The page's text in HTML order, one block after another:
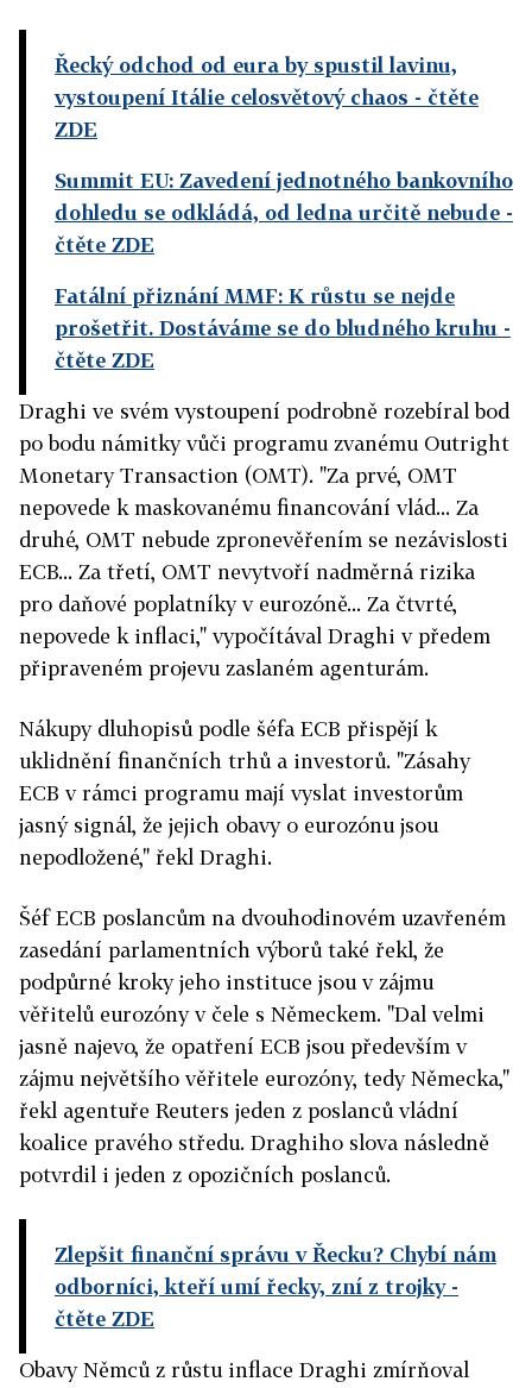
Řecký odchod od eura by spustil lavinu,
vystoupení Itálie celosvětový chaos - čtěte
ZDE
Summit EU: Zavedení jednotného bankovního
dohledu se odkládá, od ledna určitě nebude -
čtěte ZDE
Fatální přiznání MMF: K růstu se nejde
prošetřit. Dostáváme se do bludného kruhu -
čtěte ZDE
Draghi ve svém vystoupení podrobně rozebíral bod
po bodu námitky vůči programu zvanému Outright
Monetary Transaction (OMT). "Za prvé, OMT
nepovede k maskovanému financování vlád... Za
druhé, OMT nebude zpronevěřením se nezávislosti
ECB... Za třetí, OMT nevytvoří nadměrná rizika
pro daňové poplatníky v eurozóně... Za čtvrté,
nepovede k inflaci," vypočítával Draghi v předem
připraveném projevu zaslaném agenturám.
Nákupy dluhopisů podle šéfa ECB přispějí k
uklidnění finančních trhů a investorů. "Zásahy
ECB v rámci programu mají vyslat investorům
jasný signál, že jejich obavy o eurozónu jsou
nepodložené," řekl Draghi.
Šéf ECB poslancům na dvouhodinovém uzavřeném
zasedání parlamentních výborů také řekl, že
podpůrné kroky jeho instituce jsou v zájmu
věřitelů eurozóny v čele s Německem. "Dal velmi
jasně najevo, že opatření ECB jsou především v
zájmu největšího věřitele eurozóny, tedy Německa,"
řekl agentuře Reuters jeden z poslanců vládní
koalice pravého středu. Draghiho slova následně
potvrdil i jeden z opozičních poslanců.
Zlepšit finanční správu v Řecku? Chybí nám
odborníci, kteří umí řecky, zní z trojky-
čtěte ZDE
Obavy Němců z růstu inflace Draghi zmírňoval